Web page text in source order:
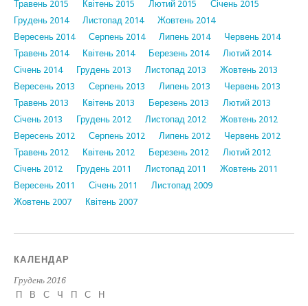
Травень 2015 Квітень 2015 Лютий 2015
Січень 2015
Грудень 2014
Листопад 2014
Жовтень 2014
Вересень 2014
Серпень 2014 Липень 2014
Червень 2014
Травень 2014
Квітень 2014 Березень 2014
Лютий 2014
Січень 2014
Грудень 2013 Листопад 2013
Жовтень 2013
Вересень 2013
Серпень 2013 Липень 2013
Червень 2013
Травень 2013
Квітень 2013 Березень 2013
Лютий 2013
Січень 2013
Грудень 2012 Листопад 2012
Жовтень 2012
Вересень 2012
Серпень 2012 Липень 2012
Червень 2012
Травень 2012
Квітень 2012 Березень 2012
Лютий 2012
Січень 2012
Грудень 2011 Листопад 2011
Жовтень 2011
Вересень 2011
Січень 2011
Листопад 2009
Жовтень 2007
Квітень 2007
КАЛЕНДАР
Грудень 2016
П
В С Ч П С Н